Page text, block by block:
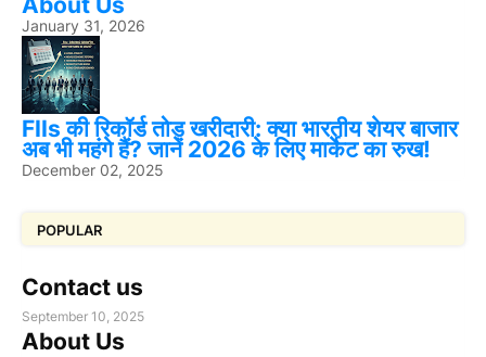
January 31, 2026
FIIs की रिकॉर्ड तोड़ खरीदारी: क्या भारतीय शेयर बाजार
अब भी महंगे हैं? जानें 2026 के लिए मार्केट का रुख!
December 02, 2025
POPULAR
Contact us
September 10, 2025
About Us